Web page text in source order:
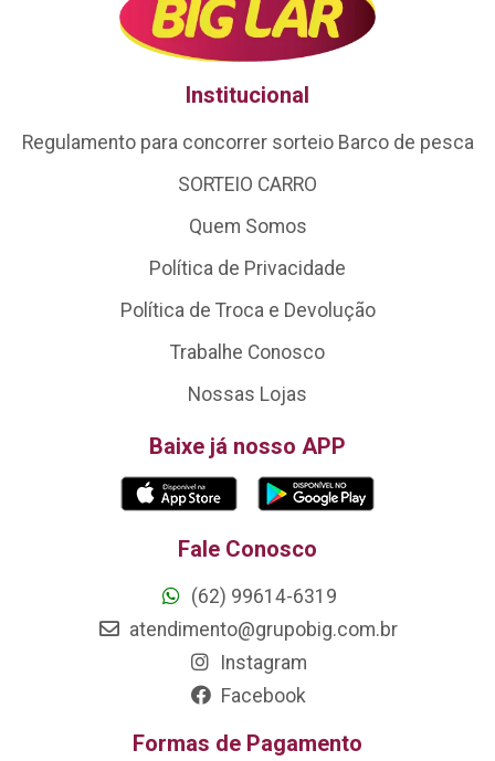
Institucional
Regulamento para concorrer sorteio Barco de pesca
SORTEIO CARRO
Quem Somos
Política de Privacidade
Política de Troca e Devolução
Trabalhe Conosco
Nossas Lojas
Baixe já nosso APP
Fale Conosco
(62) 99614-6319
atendimento@grupobig.com.br
Instagram
Facebook
Formas de Pagamento